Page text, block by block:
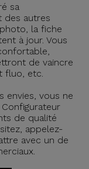
sa
des autres
la fiche
à jour. Vous
de vaincre
fluo, etc.
envies, vous ne
de qualité
appelez-
avec un de